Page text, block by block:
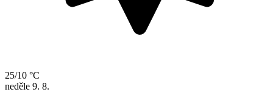
25/10 °C
neděle 9. 8.